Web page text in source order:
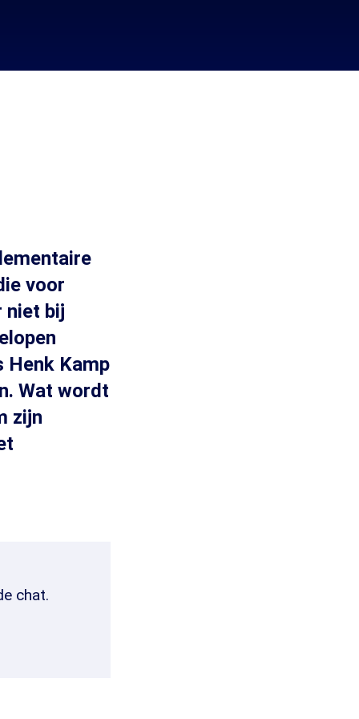
voor
niet bij
Henk Kamp
Wat wordt
zijn
chat.